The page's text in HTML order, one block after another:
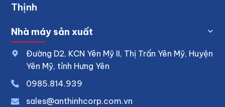
Thịnh
Nhà máy sản xuất
Đường D2, KCN Yên Mỹ II, Thị Trấn Yên Mỹ, Huyện
Yên Mỹ, tỉnh Hưng Yên
0985.814.939
sales@anthinhcorp.com.vn